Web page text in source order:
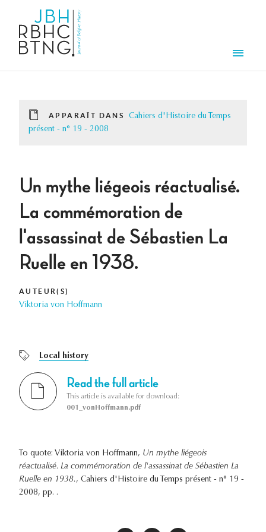
APPARAÎT DANS
Cahiers d'Histoire du Temps
présent - n° 19 - 2008
Un mythe liégeois réactualisé.
La commémoration de
l'assassinat de Sébastien La
Ruelle en 1938.
AUTEUR(S)
Viktoria von Hoffmann
Local history
Read the full article
This article is available for download:
001_vonHoffmann.pdf
To quote: Viktoria von Hoffmann, Un mythe liégeois
réactualisé. La commémoration de l'assassinat de Sébastien La
Ruelle en 1938., Cahiers d'Histoire du Temps présent - n° 19 -
2008, pp. .